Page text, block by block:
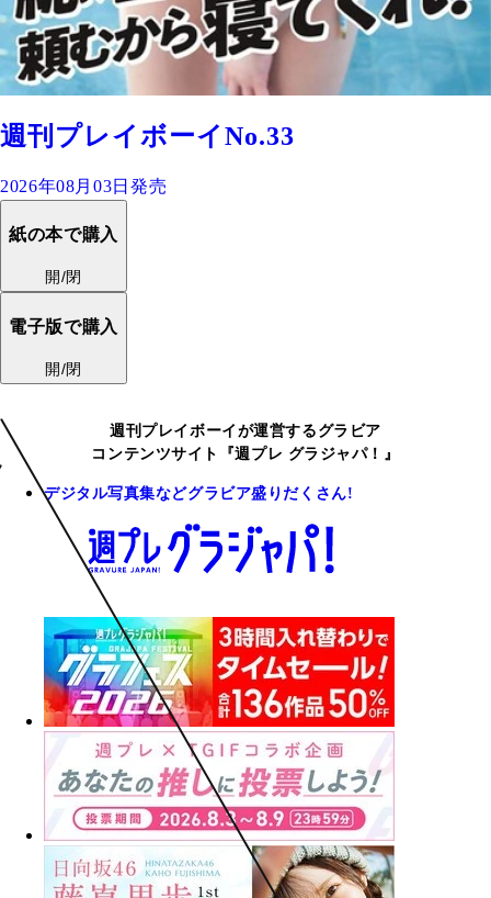
週刊プレイボーイNo.33
2026年08月03日発売
紙の本で購入
開/閉
電子版で購入
開/閉
週刊プレイボーイが運営するグラビア
コンテンツサイト『週プレ グラジャパ！』
デジタル写真集などグラビア盛りだくさん!